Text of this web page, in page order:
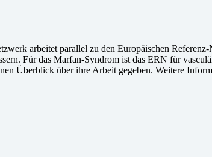
arbeitet parallel zu den Europäischen
Für das Marfan-Syndrom ist das ERN für
Überblick über ihre Arbeit gegeben. Weitere